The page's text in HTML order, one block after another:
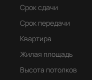
Срок сдачи
Срок передачи
Квартира
Жилая площадь
Высота потолков